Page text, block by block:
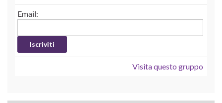
Email:
Visita questo gruppo